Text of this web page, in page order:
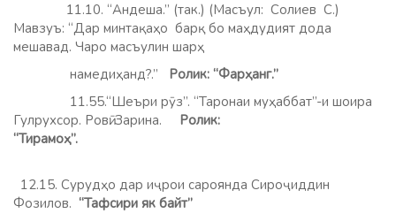
11.10. “Андеша.” (так.) (Масъул: Солиев С.)
Мавзуъ: “Дар минтақаҳо барқ бо маҳдудият дода
мешавад. Чаро масъулин шарҳ
намедиҳанд?.”
Ролик: “Фарҳанг.”
11.55.“Шеъри рӯз”. “Таронаи муҳаббат”-и шоира
Гулрухсор. Ровӣ: Зарина. Ролик:
“Тирамоҳ”.
12.15. Сурудҳо дар иҷрои сароянда Сироҷиддин
Фозилов. “Тафсири як байт”